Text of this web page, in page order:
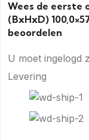
Wees de eerste
(BxHxD)
beoordelen
U moet ingelogd
Levering